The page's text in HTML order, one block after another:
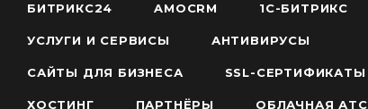
БИТРИКС24 AMOCRM 1С-БИТРИКС
УСЛУГИ И СЕРВИСЫ АНТИВИРУСЫ
САЙТЫ ДЛЯ БИЗНЕСА SSL-СЕРТИФИКАТЫ
ХОСТИНГ ПАРТНЁРЫ ОБЛАЧНАЯ АТС